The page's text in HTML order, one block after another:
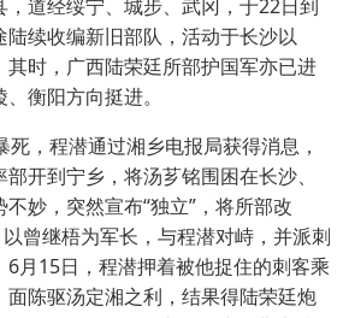
，道经绥宁、城步、武冈，于22日到
续收编新旧部队，活动于长沙以
时，广西陆荣廷所部护国军亦已进
衡阳方向挺进。
，程潜通过湘乡电报局获得消息，
开到宁乡，将汤芗铭围困在长沙、
妙，突然宣布“独立”，将所部改
曾继梧为军长，与程潜对峙，并派刺
月15日，程潜押着被他捉住的刺客乘
陈驱汤定湘之利，结果得陆荣廷炮